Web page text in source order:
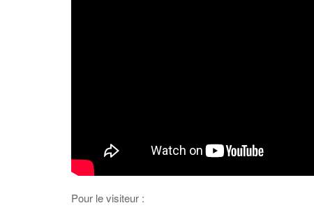
Pour le visiteur :